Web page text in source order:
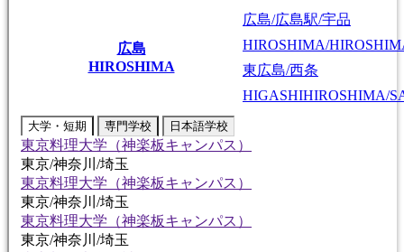
広島
HIROSHIMA
広島/広島駅/宇品
HIROSHIMA/
東広島/西条
HIGASHIHIROSHIMA/
大学・短期 専門学校 日本語学校
東京料理大学（神楽板キャンパス）
東京/神奈川/埼玉
東京料理大学（神楽板キャンパス）
東京/神奈川/埼玉
東京料理大学（神楽板キャンパス）
東京/神奈川/埼玉